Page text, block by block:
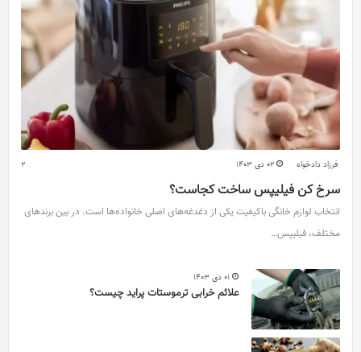
فرزاد دادخواه 02 دی 1403 2
سرخ کن فیلیپس ساخت کجاست؟
انتخاب لوازم خانگی باکیفیت یکی از دغدغه‌های اصلی خانواده‌ها است. در بین برندهای
مختلف، فیلیپس…
01 دی 1403
علائم خرابی ترموستات پراید چیست؟